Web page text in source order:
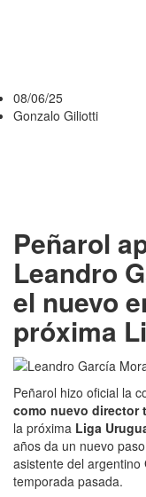
08/06/25
Gonzalo Giliotti
Peñarol
Leandro
el nuevo
próxima
Peñarol hizo oficial la
como nuevo director
la próxima Liga
años da un nuevo
asistente del
temporada pasada.